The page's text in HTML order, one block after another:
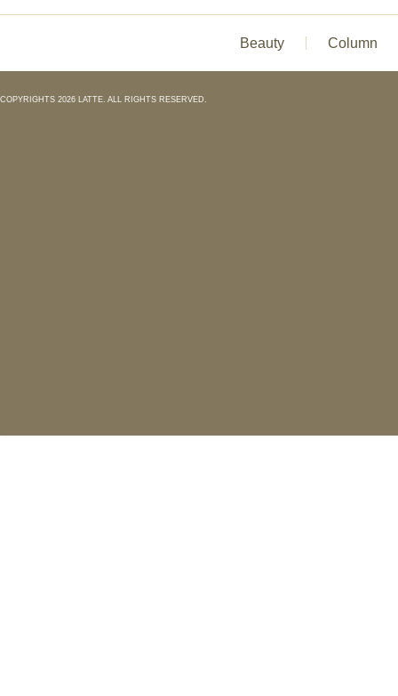
Beauty Column
COPYRIGHTS 2026 LATTE. ALL RIGHTS RESERVED.